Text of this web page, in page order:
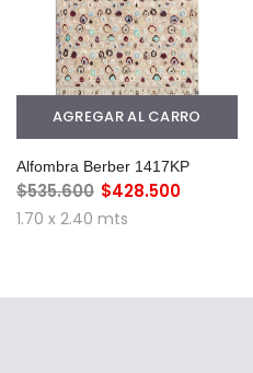
AGREGAR AL CARRO
Alfombra Berber 1417KP
$535.600 $428.500
1.70 x 2.40 mts